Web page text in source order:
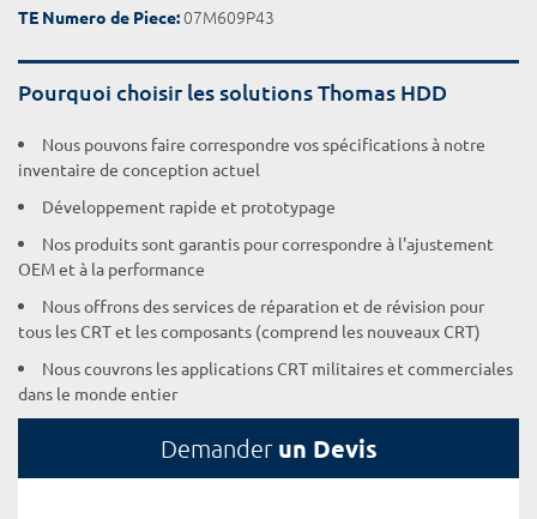
TE Numero de Piece:07M609P43
Pourquoi choisir les solutions Thomas HDD
Nous pouvons faire correspondre vos spécifications à notre
inventaire de conception actuel
Développement rapide et prototypage
Nos produits sont garantis pour correspondre à l'ajustement
OEM et à la performance
Nous offrons des services de réparation et de révision pour
tous les CRT et les composants (comprend les nouveaux CRT)
Nous couvrons les applications CRT militaires et commerciales
dans le monde entier
Demander un Devis